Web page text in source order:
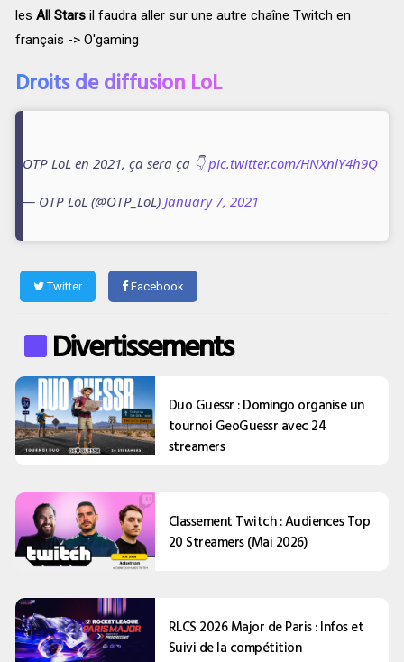
les All Starsil faudra aller sur une autre chaîne Twitch en
français -> O'gaming
Droits de diffusion LoL
OTP LoL en 2021, ça sera ça 👇pic.twitter.com/HNXnlY4h9Q
— OTP LoL (@OTP_LoL) January 7, 2021
Twitter Facebook
Divertissements
Duo Guessr : Domingo organise un
tournoi GeoGuessr avec 24
streamers
Classement Twitch : Audiences Top
20 Streamers (Mai 2026)
RLCS 2026 Major de Paris : Infos et
Suivi de la compétition